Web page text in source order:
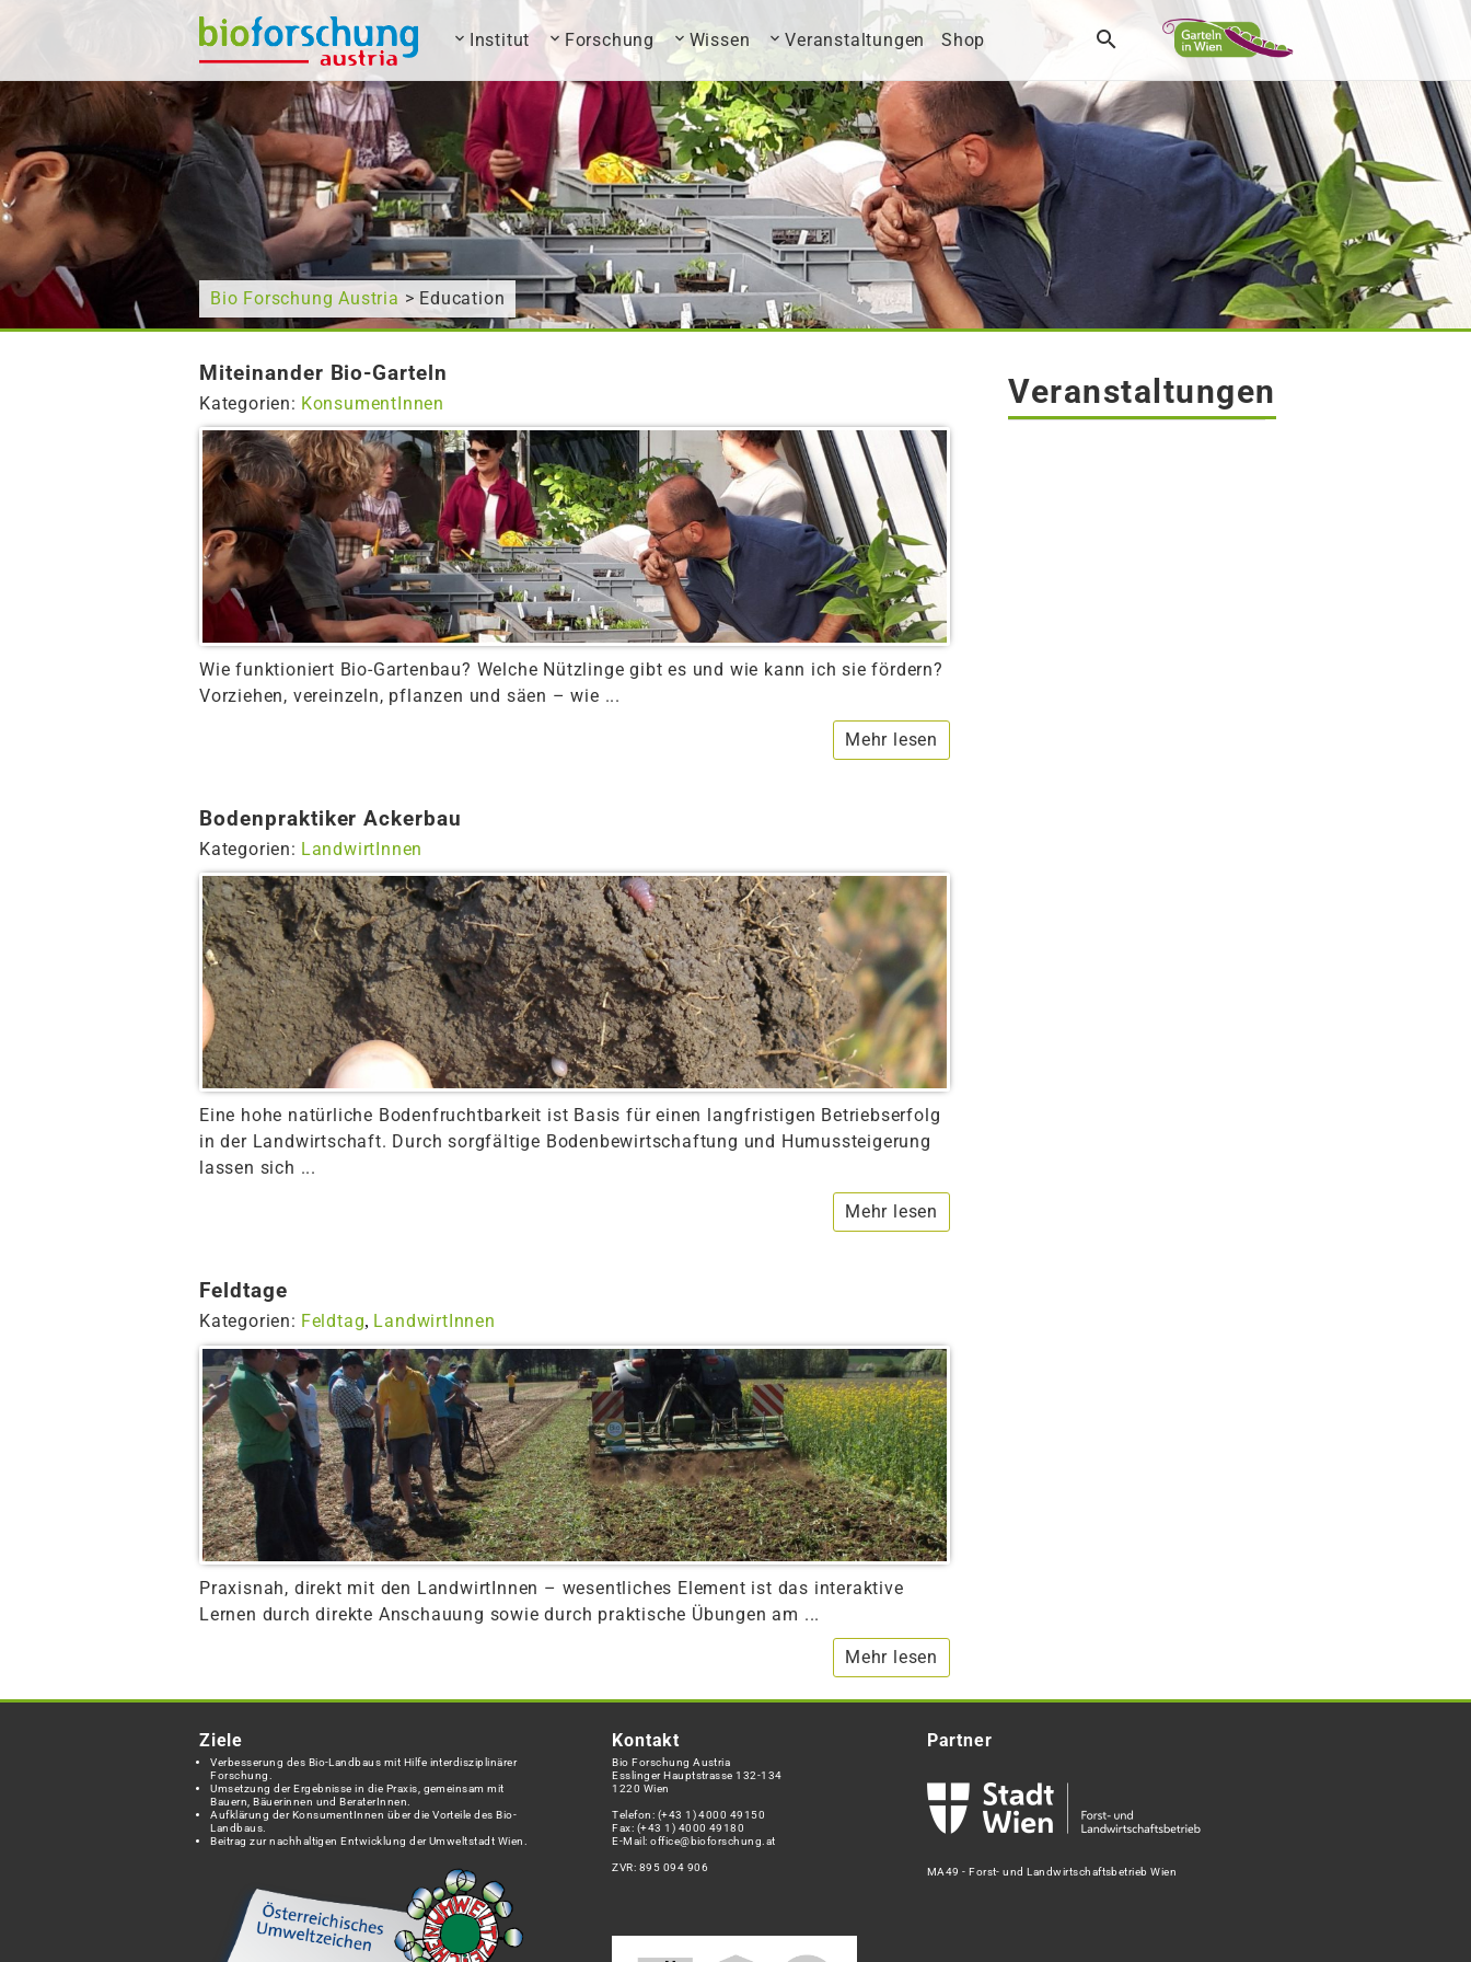
Wonach suchen Sie? Institut Forschung Wissen Veranstaltungen Shop
Bio Forschung Austria > Education
Miteinander Bio-Garteln
Kategorien: KonsumentInnen
Wie funktioniert Bio-Gartenbau? Welche Nützlinge gibt es und wie kann ich sie fördern?
Vorziehen, vereinzeln, pflanzen und säen – wie ...
Mehr lesen
Bodenpraktiker Ackerbau
Kategorien: LandwirtInnen
Eine hohe natürliche Bodenfruchtbarkeit ist Basis für einen langfristigen Betriebserfolg
in der Landwirtschaft. Durch sorgfältige Bodenbewirtschaftung und Humussteigerung
lassen sich ...
Mehr lesen
Feldtage
Kategorien: Feldtag, LandwirtInnen
Praxisnah, direkt mit den LandwirtInnen – wesentliches Element ist das interaktive
Lernen durch direkte Anschauung sowie durch praktische Übungen am ...
Mehr lesen
Veranstaltungen
Ziele
Verbesserung des Bio-Landbaus mit Hilfe interdisziplinärer
Forschung.
Umsetzung der Ergebnisse in die Praxis, gemeinsam mit
Bauern, Bäuerinnen und BeraterInnen.
Aufklärung der KonsumentInnen über die Vorteile des Bio-
Landbaus.
Beitrag zur nachhaltigen Entwicklung der Umweltstadt Wien.
Kontakt
Bio Forschung Austria
Esslinger Hauptstrasse 132-134
1220 Wien
Telefon: (+43 1) 4000 49150
Fax: (+43 1) 4000 49180
E-Mail:office@bioforschung.at
ZVR: 895 094 906
Partner
MA49 - Forst- und Landwirtschaftsbetrieb Wien